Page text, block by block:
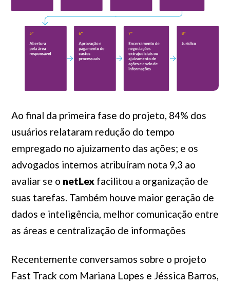
Ao final da primeira fase do projeto, 84% dos
usuários relataram redução do tempo
empregado no ajuizamento das ações; e os
advogados internos atribuíram nota 9,3 ao
avaliar se o netLexfacilitou a organização de
suas tarefas. Também houve maior geração de
dados e inteligência, melhor comunicação entre
as áreas e centralização de informações
Recentemente conversamos sobre o projeto
Fast Track com Mariana Lopes e Jéssica Barros,